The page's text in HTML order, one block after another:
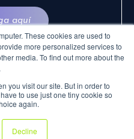
These cookies are used to
more personalized services to
media. To find out more about the
you visit our site. But in order to
to use just one tiny cookie so
again.
Decline
aquí
LOS DERECHOS